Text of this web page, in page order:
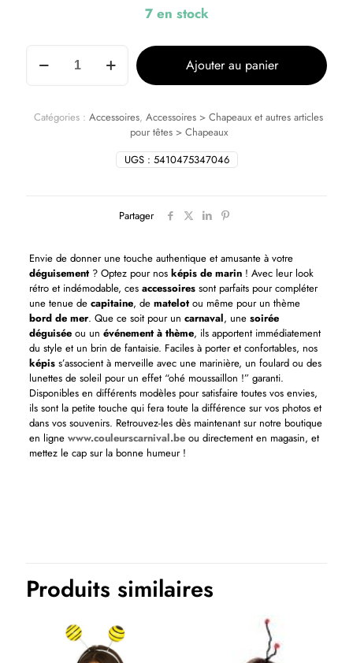
7 en stock
Ajouter au panier
UGS : 5410475347046
Catégories : Accessoires, Accessoires > Chapeaux et autres articles
pour têtes > Chapeaux
Partager
Envie de donner une touche authentique et amusante à votre
déguisement? Optez pour nos képis de marin! Avec leur look
rétro et indémodable, ces accessoiressont parfaits pour compléter
une tenue de capitaine, de matelotou même pour un thème
bord de mer. Que ce soit pour un carnaval, une soirée
déguiséeou un événement à thème, ils apportent immédiatement
du style et un brin de fantaisie. Faciles à porter et confortables, nos
képiss’associent à merveille avec une marinière, un foulard ou des
lunettes de soleil pour un effet “ohé moussaillon !” garanti.
Disponibles en différents modèles pour satisfaire toutes vos envies,
ils sont la petite touche qui fera toute la différence sur vos photos et
dans vos souvenirs. Retrouvez-les dès maintenant sur notre boutique
en ligne www.couleurscarnival.beou directement en magasin, et
mettez le cap sur la bonne humeur !
Produits similaires